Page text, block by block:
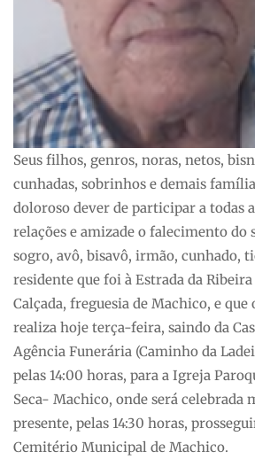
Seus filhos, genros, noras, netos,
cunhadas, sobrinhos e demais
doloroso dever de participar a todas
relações e amizade o falecimento do
sogro, avô, bisavô, irmão, cunhado,
residente que foi à Estrada da
Calçada, freguesia de Machico, e que
realiza hoje terça-feira, saindo da
Agência Funerária (Caminho da
pelas 14:00 horas, para a Igreja
Seca- Machico, onde será celebrada
presente, pelas 14:30 horas,
Cemitério Municipal de Machico.